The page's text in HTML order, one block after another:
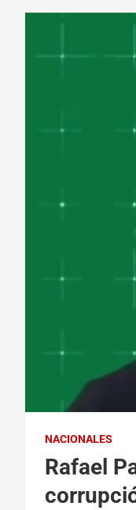
NACIONALES
Rafael